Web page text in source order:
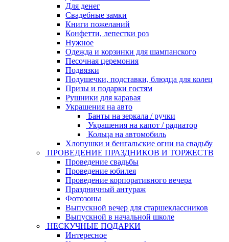
Для денег
Свадебные замки
Книги пожеланий
Конфетти, лепестки роз
Нужное
Одежда и корзинки для шампанского
Песочная церемония
Подвязки
Подушечки, подставки, блюдца для колец
Призы и подарки гостям
Рушники для каравая
Украшения на авто
Банты на зеркала / ручки
Украшения на капот / радиатор
Кольца на автомобиль
Хлопушки и бенгальские огни на свадьбу
ПРОВЕДЕНИЕ ПРАЗДНИКОВ И ТОРЖЕСТВ
Проведение свадьбы
Проведение юбилея
Проведение корпоративного вечера
Праздничный антураж
Фотозоны
Выпускной вечер для старшеклассников
Выпускной в начальной школе
НЕСКУЧНЫЕ ПОДАРКИ
Интересное